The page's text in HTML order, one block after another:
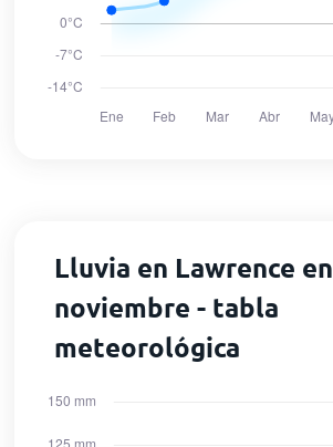
Lluvia en Lawrence en
noviembre - tabla
meteorológica